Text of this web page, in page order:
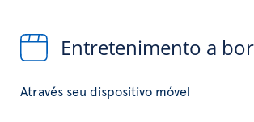
Entretenimento a
Através seu dispositivo móvel